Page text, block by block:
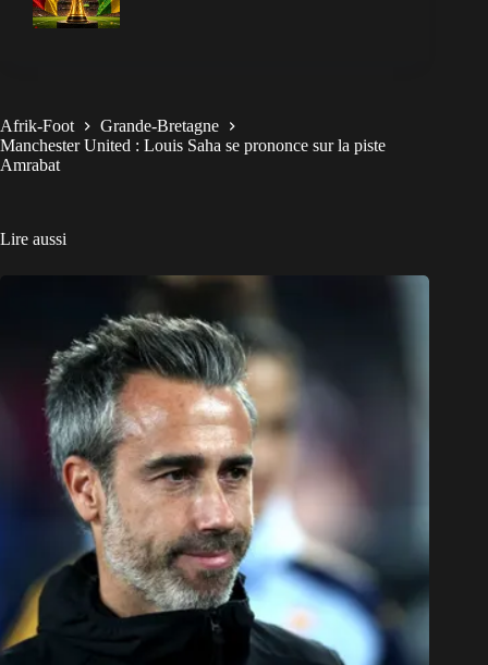
Afrik-Foot
Grande-Bretagne
Manchester United : Louis Saha se prononce sur la piste
Amrabat
Lire aussi